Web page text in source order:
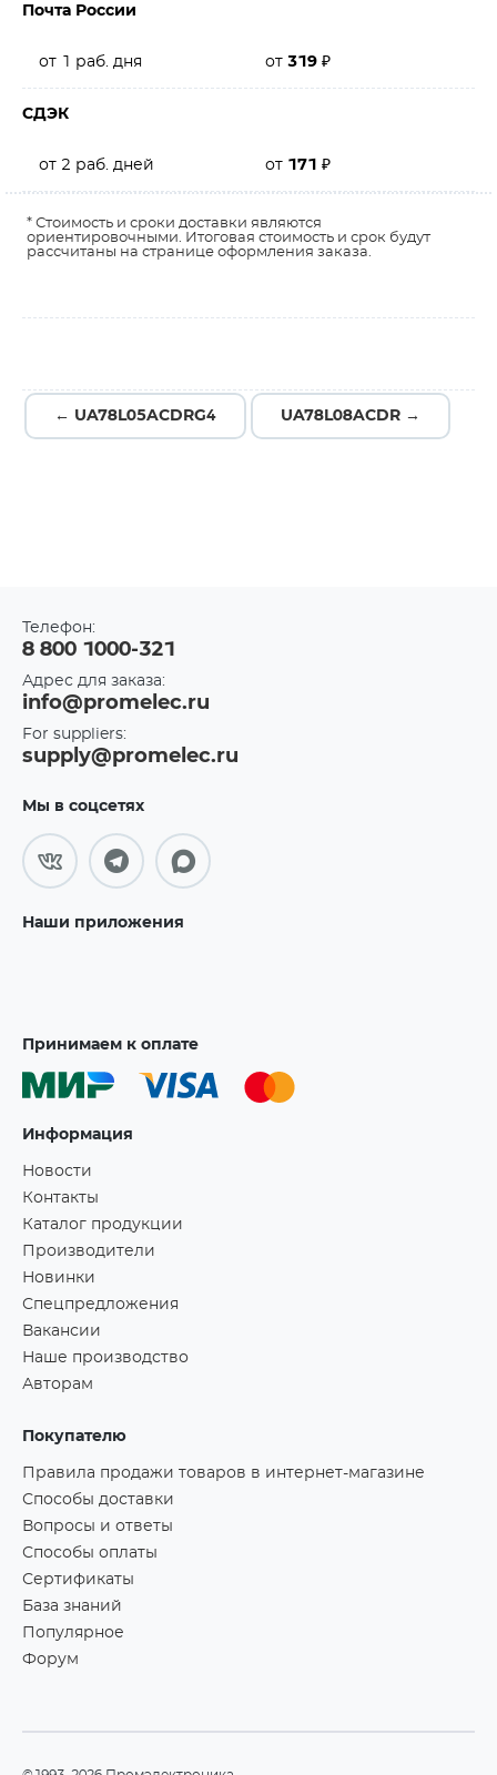
Почта России
от 1 раб. дня от 319 ₽
СДЭК
от 2 раб. дней от 171 ₽
* Стоимость и сроки доставки являются
ориентировочными. Итоговая стоимость и срок будут
рассчитаны на странице оформления заказа.
← UA78L05ACDRG4 UA78L08ACDR →
Телефон:
8 800 1000-321
Адрес для заказа:
info@promelec.ru
For suppliers:
supply@promelec.ru
Мы в соцсетях
Наши приложения
Принимаем к оплате
Информация
Новости
Контакты
Каталог продукции
Производители
Новинки
Спецпредложения
Вакансии
Наше производство
Авторам
Покупателю
Правила продажи товаров в интернет-магазине
Способы доставки
Вопросы и ответы
Способы оплаты
Сертификаты
База знаний
Популярное
Форум